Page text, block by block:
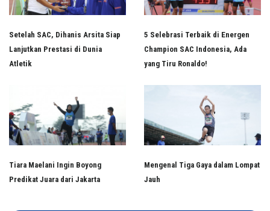
Setelah SAC, Dihanis Arsita Siap
Lanjutkan Prestasi di Dunia
Atletik
5 Selebrasi Terbaik di Energen
Champion SAC Indonesia, Ada
yang Tiru Ronaldo!
Tiara Maelani Ingin Boyong
Predikat Juara dari Jakarta
Mengenal Tiga Gaya dalam Lompat
Jauh